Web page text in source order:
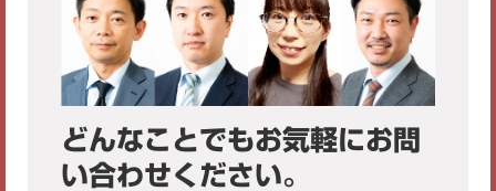
どんなことでもお気軽にお問
い合わせください。